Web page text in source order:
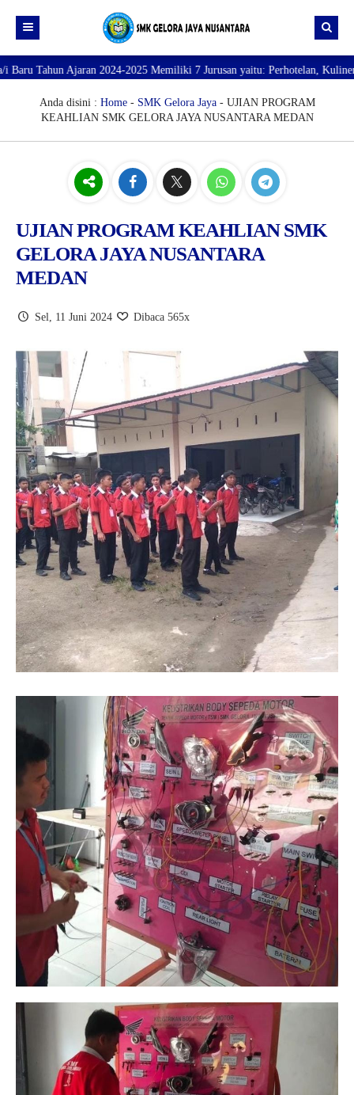
Beranda
Profil
DATA GURU
2024-2025 Memiliki 7 Jurusan yaitu: Perhotelan, Kuliner, Tata
Anda disini : Home- SMK Gelora Jaya- UJIAN PROGRAM
KEAHLIAN SMK GELORA JAYA NUSANTARA MEDAN
UJIAN PROGRAM KEAHLIAN SMK
GELORA JAYA NUSANTARA
MEDAN
Sel, 11 Juni 2024 Dibaca 565x